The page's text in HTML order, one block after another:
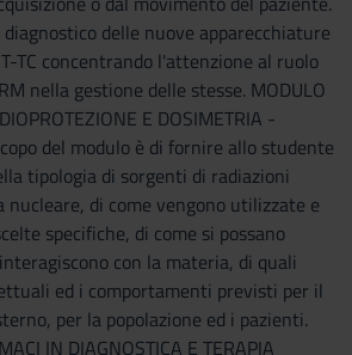
delle nuove apparecchiature
TC concentrando l'attenzione al ruolo
nella gestione delle stesse. MODULO
E DOSIMETRIA -
del modulo è di fornire allo studente
tipologia di sorgenti di radiazioni
di come vengono utilizzate e
specifiche, di come si possano
con la materia, di quali
ed i comportamenti previsti per il
per la popolazione ed i pazienti.
IN DIAGNOSTICA E TERAPIA